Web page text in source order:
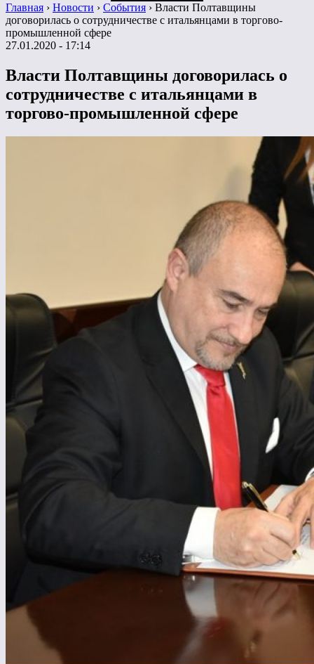
Главная › Новости › События › Власти Полтавщины
договорилась о сотрудничестве с итальянцами в торгово-
промышленной сфере
27.01.2020 - 17:14
Власти Полтавщины договорилась о
сотрудничестве с итальянцами в
торгово-промышленной сфере